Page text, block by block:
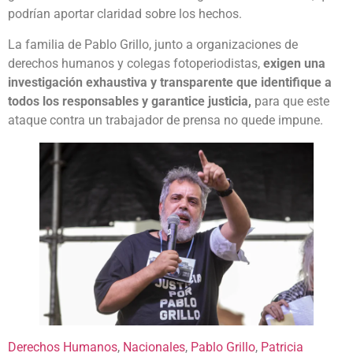
podrían aportar claridad sobre los hechos.
La familia de Pablo Grillo, junto a organizaciones de
derechos humanos y colegas fotoperiodistas, exigen una
investigación exhaustiva y transparente que identifique a
todos los responsables y garantice justicia, para que este
ataque contra un trabajador de prensa no quede impune.
Derechos Humanos, Nacionales, Pablo Grillo, Patricia